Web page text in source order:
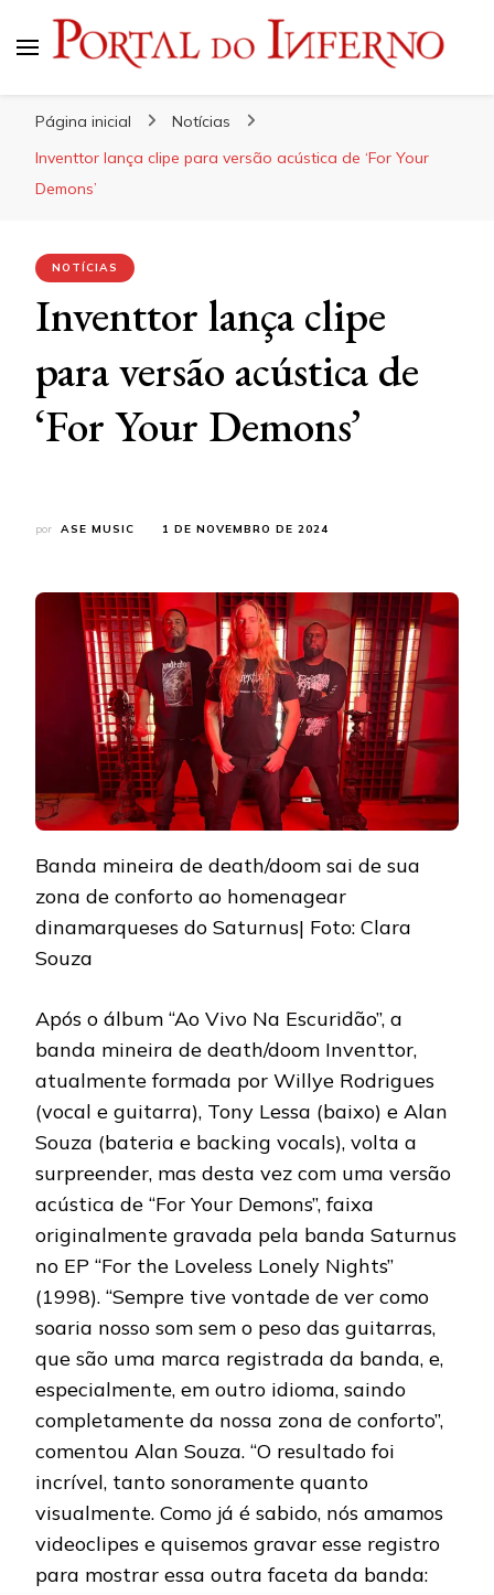
Página inicial
Notícias
Inventtor lança clipe para versão acústica de ‘For Your
Demons’
NOTÍCIAS
Inventtor lança clipe
para versão acústica de
‘For Your Demons’
por ASE MUSIC 1 DE NOVEMBRO DE 2024
Banda mineira de death/doom sai de sua
zona de conforto ao homenagear
dinamarqueses do Saturnus| Foto: Clara
Souza
Após o álbum “Ao Vivo Na Escuridão”, a
banda mineira de death/doom Inventtor,
atualmente formada por Willye Rodrigues
(vocal e guitarra), Tony Lessa (baixo) e Alan
Souza (bateria e backing vocals), volta a
surpreender, mas desta vez com uma versão
acústica de “For Your Demons”, faixa
originalmente gravada pela banda Saturnus
no EP “For the Loveless Lonely Nights”
(1998). “Sempre tive vontade de ver como
soaria nosso som sem o peso das guitarras,
que são uma marca registrada da banda, e,
especialmente, em outro idioma, saindo
completamente da nossa zona de conforto”,
comentou Alan Souza. “O resultado foi
incrível, tanto sonoramente quanto
visualmente. Como já é sabido, nós amamos
videoclipes e quisemos gravar esse registro
para mostrar essa outra faceta da banda: